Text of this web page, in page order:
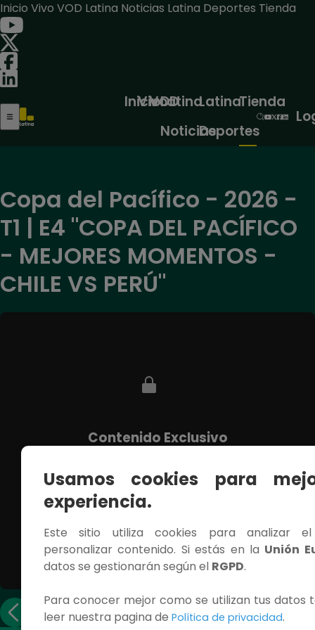
Inicio Vivo VOD Latina Noticias Latina Deportes Tienda
Inicio
Vivo
VOD
Latina
Noticias
Latina
Deportes
Tienda
Copa del Pacífico - 2026 -
T1 | E4 "COPA DEL PACÍFICO
- MEJORES MOMENTOS -
CHILE VS PERÚ"
Contenido Exclusivo
completo.
INICIAR SESIÓN
Capítulo anterior
Usamos cookies para
experiencia.
Este sitio utiliza cookies para analizar
personalizar contenido. Si estás en la Unión
datos se gestionarán según el RGPD.
Para conocer mejor como se utilizan tus datos
leer nuestra pagina de Política de privacidad.